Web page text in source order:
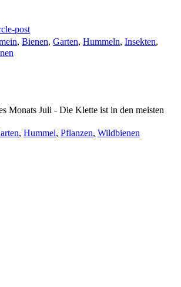
post
, Bienen, Garten, Hummeln, Insekten,
Monats Juli - Die Klette ist in den meisten
, Hummel, Pflanzen, Wildbienen